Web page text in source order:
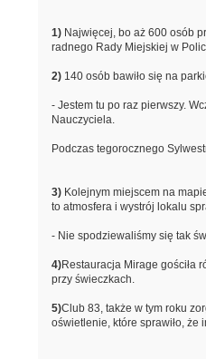
1) Najwięcej, bo aż 600 osób
radnego Rady Miejskiej w
2) 140 osób bawiło się na
- Jestem tu po raz pierwszy.
Nauczyciela.
Podczas tegorocznego
3) Kolejnym miejscem na
to atmosfera i wystrój lokalu
- Nie spodziewaliśmy się tak
4)Restauracja Mirage gościła
przy świeczkach.
5)Club 83, także w tym roku
oświetlenie, które sprawiło, że